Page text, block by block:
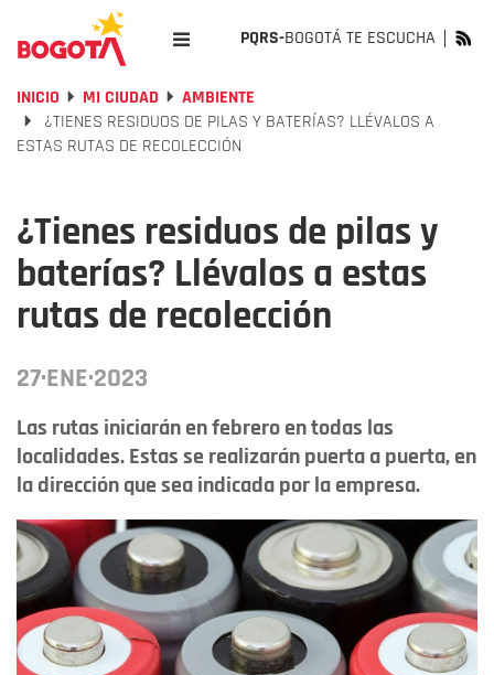
PQRS-BOGOTÁ TE ESCUCHA
INICIO MI CIUDAD
AMBIENTE
¿TIENES RESIDUOS DE PILAS Y BATERÍAS? LLÉVALOS A
ESTAS RUTAS DE RECOLECCIÓN
¿Tienes residuos de pilas y
baterías? Llévalos a estas
rutas de recolección
27·ENE·2023
Las rutas iniciarán en febrero en todas las
localidades. Estas se realizarán puerta a puerta, en
la dirección que sea indicada por la empresa.